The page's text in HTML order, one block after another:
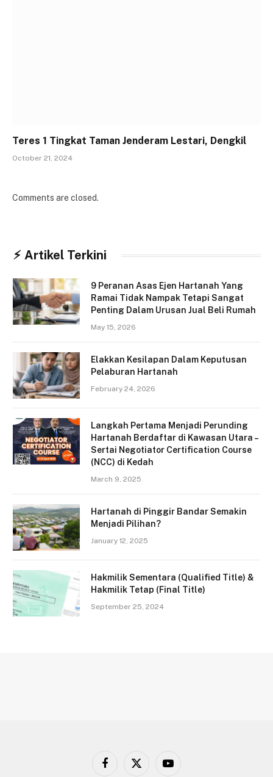
Teres 1 Tingkat Taman Jenderam Lestari, Dengkil
October 21, 2024
Comments are closed.
⚡︎ Artikel Terkini
9 Peranan Asas Ejen Hartanah Yang
Ramai Tidak Nampak Tetapi Sangat
Penting Dalam Urusan Jual Beli Rumah
May 15, 2026
Elakkan Kesilapan Dalam Keputusan
Pelaburan Hartanah
February 24, 2026
Langkah Pertama Menjadi Perunding
Hartanah Berdaftar di Kawasan Utara –
Sertai Negotiator Certification Course
(NCC) di Kedah
March 9, 2025
Hartanah di Pinggir Bandar Semakin
Menjadi Pilihan?
January 12, 2025
Hakmilik Sementara (Qualified Title) &
Hakmilik Tetap (Final Title)
September 25, 2024
Facebook
X
YouTube